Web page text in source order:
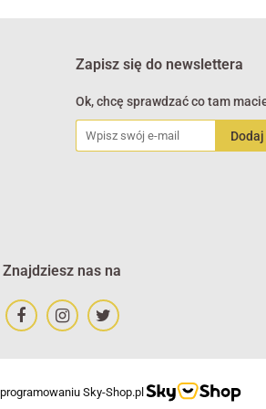
Zapisz się do newslettera
Ok, chcę sprawdzać co tam
Znajdziesz nas na
Sky-Shop.pl